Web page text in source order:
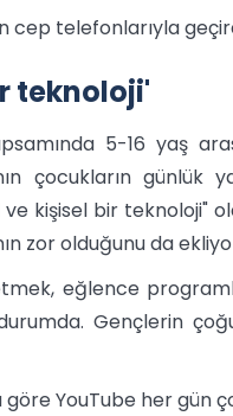
cep telefonlarıyla
teknoloji'
5-16 yaş
çocukların günlük
kişisel bir teknoloji"
zor olduğunu da
eğlence
Gençlerin
göre YouTube her